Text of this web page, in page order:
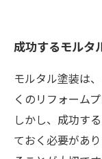
成功するモルタ
モルタル塗装は
くのリフォーム
しかし、成功す
ておく必要があ